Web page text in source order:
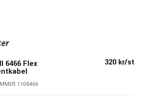
"flex" som gör att kabeln är
trassla sig. Flex-kablarna har en väl
i ditt instrument. Kablarna har
kablarna.
6466 Flex
1106466
320 kr/st